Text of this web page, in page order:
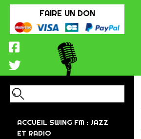
FAIRE UN DON
ACCUEIL SWING FM : JAZZ
ET RADIO